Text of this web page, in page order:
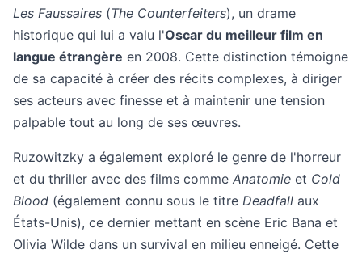
Les Faussaires (The Counterfeiters), un drame
historique qui lui a valu l'Oscar du meilleur film en
langue étrangère en 2008. Cette distinction témoigne
de sa capacité à créer des récits complexes, à diriger
ses acteurs avec finesse et à maintenir une tension
palpable tout au long de ses œuvres.
Ruzowitzky a également exploré le genre de l'horreur
et du thriller avec des films comme Anatomie et Cold
Blood (également connu sous le titre Deadfall aux
États-Unis), ce dernier mettant en scène Eric Bana et
Olivia Wilde dans un survival en milieu enneigé. Cette